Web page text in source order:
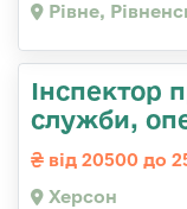
Рівне,
Інспектор
служби,
від 20500 до
Херсон